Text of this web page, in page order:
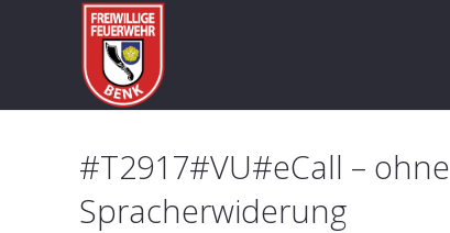
#T2917#VU#eCall – ohne
Spracherwiderung